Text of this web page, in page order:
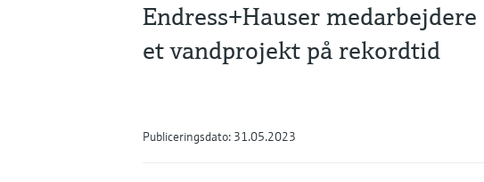
Endress+Hauser
et vandprojekt på rekordtid
Publiceringsdato: 31.05.2023